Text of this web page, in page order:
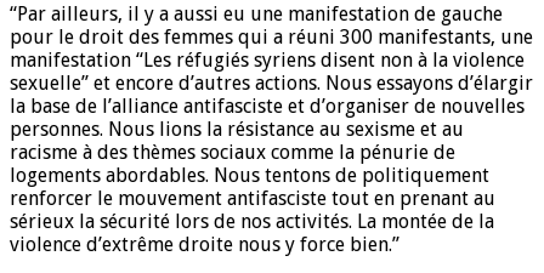
‘‘Par ailleurs, il y a aussi eu une manifestation de gauche
pour le droit des femmes qui a réuni 300 manifestants, une
manifestation ‘‘Les réfugiés syriens disent non à la violence
sexuelle’’ et encore d’autres actions. Nous essayons d’élargir
la base de l’alliance antifasciste et d’organiser de nouvelles
personnes. Nous lions la résistance au sexisme et au
racisme à des thèmes sociaux comme la pénurie de
logements abordables. Nous tentons de politiquement
renforcer le mouvement antifasciste tout en prenant au
sérieux la sécurité lors de nos activités. La montée de la
violence d’extrême droite nous y force bien.’’